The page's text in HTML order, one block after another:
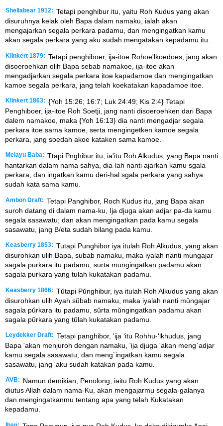
Shellabear 1912: Tetapi penghibur itu, yaitu Roh Kudus yang akan
disuruhnya kelak oleh Bapa dalam namaku, ialah akan
mengajarkan segala perkara padamu, dan mengingatkan kamu
akan segala perkara yang aku sudah mengatakan kepadamu itu.
Klinkert 1879: Tetapi penghiboer, ija-itoe Rohoe'lkoedoes, jang akan
disoeroehkan olih Bapa sebab namakoe, ija-itoe akan
mengadjarkan segala perkara itoe kapadamoe dan mengingatkan
kamoe segala perkara, jang telah koekatakan kapadamoe itoe.
Klinkert 1863: {Yoh 15:26; 16:7; Luk 24:49; Kis 2:4} Tetapi
Penghiboer, ija-itoe Roh Soetji, jang nanti disoeroehken dari Bapa
dalem namakoe, maka {Yoh 16:13} dia nanti mengadjar segala
perkara itoe sama kamoe, serta mengingetken kamoe segala
perkara, jang soedah akoe kataken sama kamoe.
Melayu Baba: Ttapi Pnghibur itu, ia'itu Roh Alkudus, yang Bapa nanti
hantarkan dalam nama sahya, dia-lah nanti ajarkan kamu sgala
perkara, dan ingatkan kamu deri-hal sgala perkara yang sahya
sudah kata sama kamu.
Ambon Draft: Tetapi Panghibor, Roch Kudus itu, jang Bapa akan
suroh datang di dalam nama-ku, Ija djuga akan adjar pa-da kamu
segala sasawatu; dan akan mengingatkan pada kamu segala
sasawatu, jang B/eta sudah bilang pada kamu.
Keasberry 1853: Tutapi Punghibor iya itulah Roh Alkudus, yang akan
disurohkan ulih Bapa, subab namaku, maka iyalah nanti mungajar
sagala purkara itu padamu, surta mungingatkan padamu akan
sagala purkara yang tulah kukatakan padamu.
Keasberry 1866: Tŭtapi Pŭnghibur, iya itulah Roh Alkudus yang akan
disurohkan ulih Ayah sŭbab namaku, maka iyalah nanti mŭngajar
sagala pŭrkara itu padamu, sŭrta mŭngingatkan padamu akan
sagala pŭrkara yang tŭlah kukatakan padamu.
Leydekker Draft: Tetapi panghibor, 'ija 'itu Rohhu-'lkhudus, jang
Bapa 'akan menjuroh dengan namaku, 'ija djuga 'akan meng`adjar
kamu segala sasawatu, dan meng`ingatkan kamu segala
sasawatu, jang 'aku sudah katakan pada kamu.
AVB:
Namun demikian, Penolong, iaitu Roh Kudus yang akan
diutus Allah dalam nama-Ku, akan mengajarmu segala-galanya
dan mengingatkanmu tentang apa yang telah Kukatakan
kepadamu.